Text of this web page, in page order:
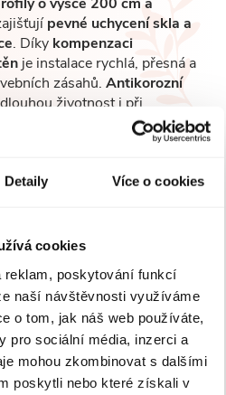
Detaily Více o cookies
cookies
reklam, poskytování funkcí
naší návštěvnosti využíváme
o tom, jak náš web používáte,
pro sociální média, inzerci a
mohou zkombinovat s dalšími
poskytli nebo které získali v
o výšce 200 cm a
pevné uchycení skla a
. Díky kompenzaci
je instalace rychlá, přesná a
zásahů. Antikorozní
životnost i při
náročném koupelnovém